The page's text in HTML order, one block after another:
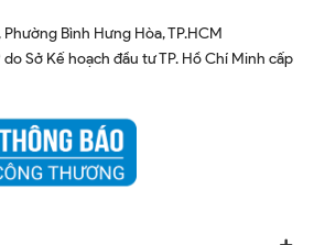
Bình Hưng Hòa, TP.HCM
Sở Kế hoạch đầu tư TP. Hồ Chí Minh cấp